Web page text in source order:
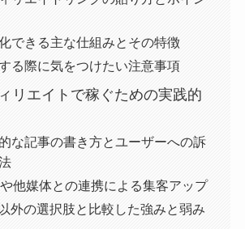
できる主な仕組みとその特徴
る際に気をつけたい注意事項
リエイトで稼ぐための実践的
な記事の書き方とユーザーへの訴
他媒体との連携による集客アップ
外の選択肢と比較した強みと弱み